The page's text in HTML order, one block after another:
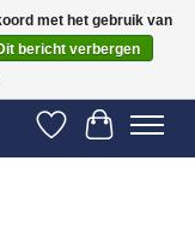
2-5 werkdagen
Verlanglijst
met het gebruik van
bericht verbergen